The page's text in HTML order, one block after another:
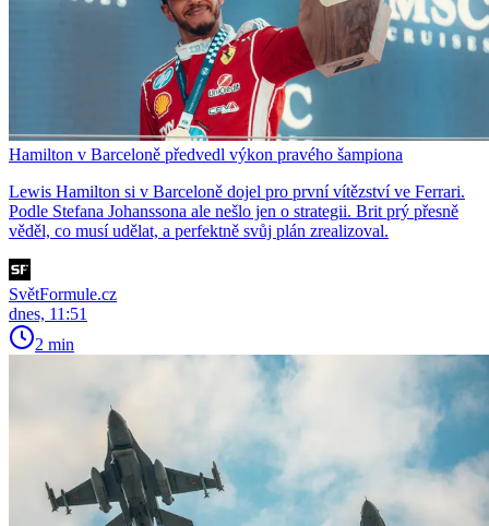
Hamilton v Barceloně předvedl výkon pravého šampiona
Lewis Hamilton si v Barceloně dojel pro první vítězství ve Ferrari.
Podle Stefana Johanssona ale nešlo jen o strategii. Brit prý přesně
věděl, co musí udělat, a perfektně svůj plán zrealizoval.
SvětFormule.cz
dnes, 11:51
2 min